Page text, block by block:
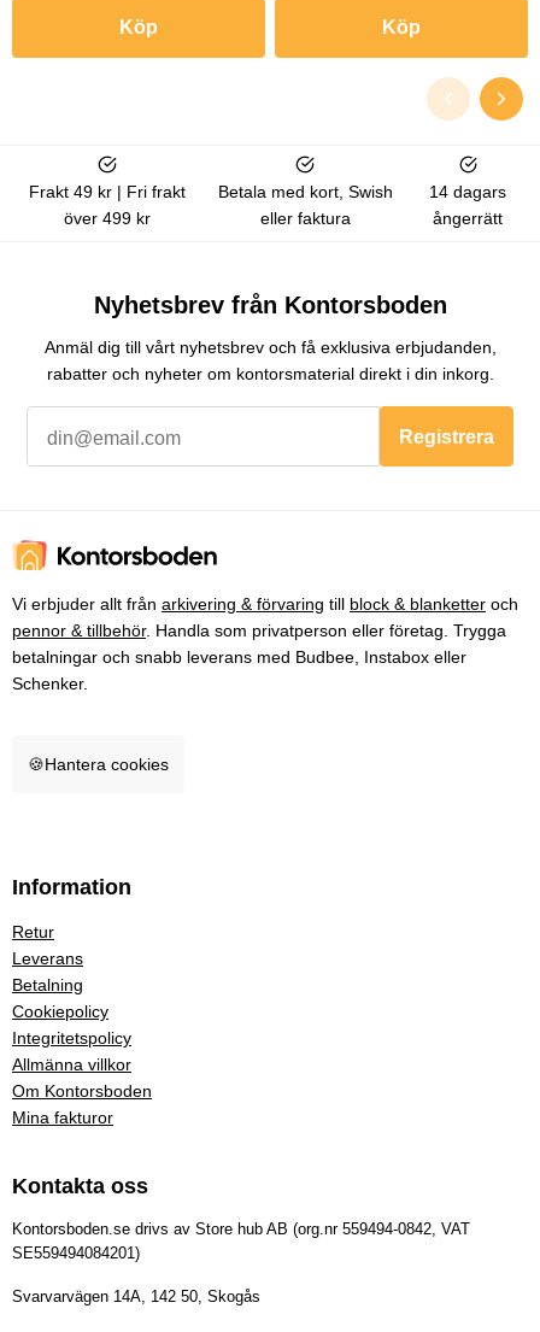
Köp Köp
Frakt 49 kr | Fri frakt
över 499 kr
Betala med kort, Swish
eller faktura
14 dagars
ångerrätt
Nyhetsbrev från Kontorsboden
Anmäl dig till vårt nyhetsbrev och få exklusiva erbjudanden,
rabatter och nyheter om kontorsmaterial direkt i din inkorg.
Registrera
Vi erbjuder allt från arkivering & förvaring till block & blanketter och
pennor & tillbehör. Handla som privatperson eller företag. Trygga
betalningar och snabb leverans med Budbee, Instabox eller
Schenker.
🍪Hantera cookies
Information
Retur
Leverans
Betalning
Cookiepolicy
Integritetspolicy
Allmänna villkor
Om Kontorsboden
Mina fakturor
Kontakta oss
Kontorsboden.se drivs av Store hub AB (org.nr 559494-0842, VAT
SE559494084201)
Svarvarvägen 14A, 142 50, Skogås